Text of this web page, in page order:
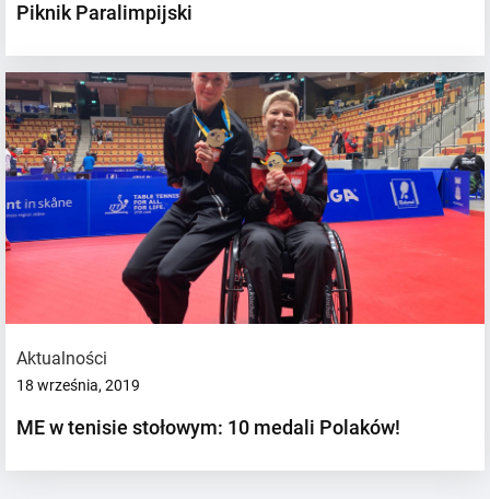
Piknik Paralimpijski
Aktualności
18 września, 2019
ME w tenisie stołowym: 10 medali Polaków!